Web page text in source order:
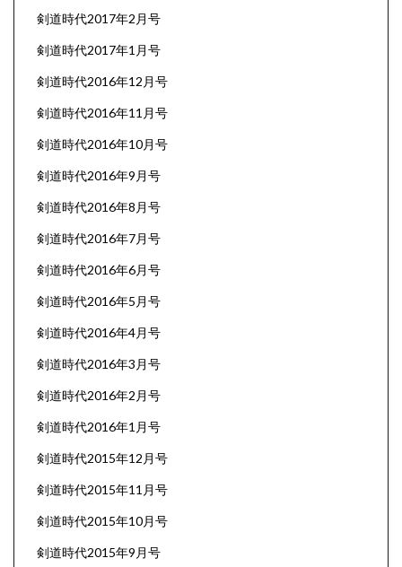
剣道時代2017年2月号
剣道時代2017年1月号
剣道時代2016年12月号
剣道時代2016年11月号
剣道時代2016年10月号
剣道時代2016年9月号
剣道時代2016年8月号
剣道時代2016年7月号
剣道時代2016年6月号
剣道時代2016年5月号
剣道時代2016年4月号
剣道時代2016年3月号
剣道時代2016年2月号
剣道時代2016年1月号
剣道時代2015年12月号
剣道時代2015年11月号
剣道時代2015年10月号
剣道時代2015年9月号